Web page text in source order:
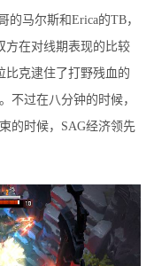
的马尔斯和Erica的TB，
方在对线期表现的比较
克逮住了打野残血的
不过在八分钟的时候，
的时候，SAG经济领先